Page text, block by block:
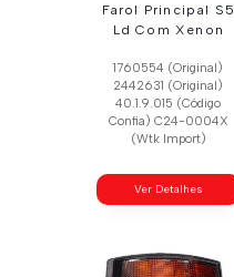
Farol Principal S5
Ld Com Xenon
1760554 (Original)
2442631 (Original)
40.1.9.015 (Código
Confia) C24-0004X
(Wtk Import)
Ver Detalhes